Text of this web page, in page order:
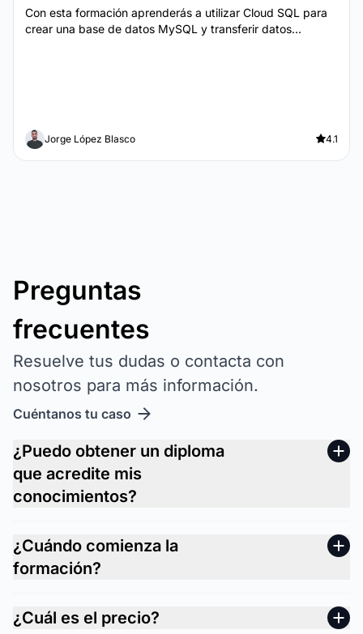
Con esta formación aprenderás a utilizar Cloud SQL para
crear una base de datos MySQL y transferir datos...
Jorge López Blasco 4.1
Preguntas
frecuentes
Resuelve tus dudas o contacta con
nosotros para más información.
Cuéntanos tu caso
¿Puedo obtener un diploma
que acredite mis
conocimientos?
¿Cuándo comienza la
formación?
¿Cuál es el precio?